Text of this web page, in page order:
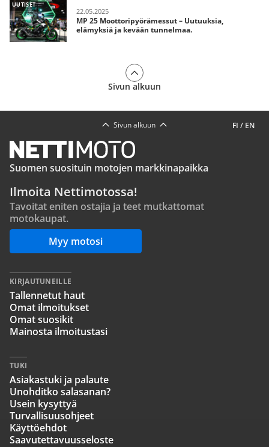
UUTISET
22.05.2025
MP 25 Moottoripyörämessut – Uutuuksia,
elämyksiä ja kevään tunnelmaa.
Sivun alkuun
FI / EN
Sivun alkuun
Suomen suosituin motojen markkinapaikka
Ilmoita Nettimotossa!
Tavoitat eniten ostajia ja teet mutkattomat
motokaupat.
Myy motosi
KIRJAUTUNEILLE
Tallennetut haut
Omat ilmoitukset
Omat suosikit
Mainosta ilmoitustasi
TUKI
Asiakastuki ja palaute
Unohditko salasanan?
Usein kysyttyä
Turvallisuusohjeet
Käyttöehdot
Saavutettavuusseloste